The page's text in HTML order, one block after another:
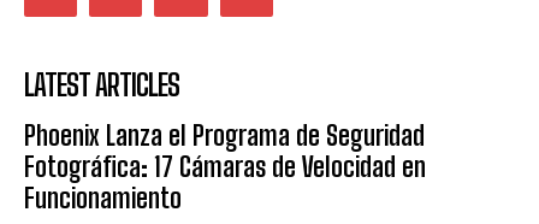
LATEST ARTICLES
Phoenix Lanza el Programa de Seguridad
Fotográfica: 17 Cámaras de Velocidad en
Funcionamiento